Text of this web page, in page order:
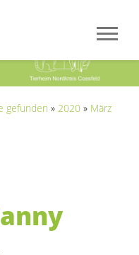
gefunden » 2020 » März